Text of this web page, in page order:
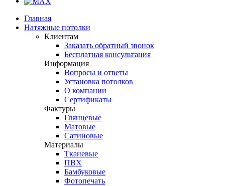
Главная
Натяжные потолки
Клиентам
Заказать обратный звонок
Бесплатная консультация
Информация
Вопросы и ответы
Установка потолков
О компании
Сертификаты
Фактуры
Глянцевые
Матовые
Сатиновые
Материалы
Тканевые
ПВХ
Бамбуковые
Фотопечать